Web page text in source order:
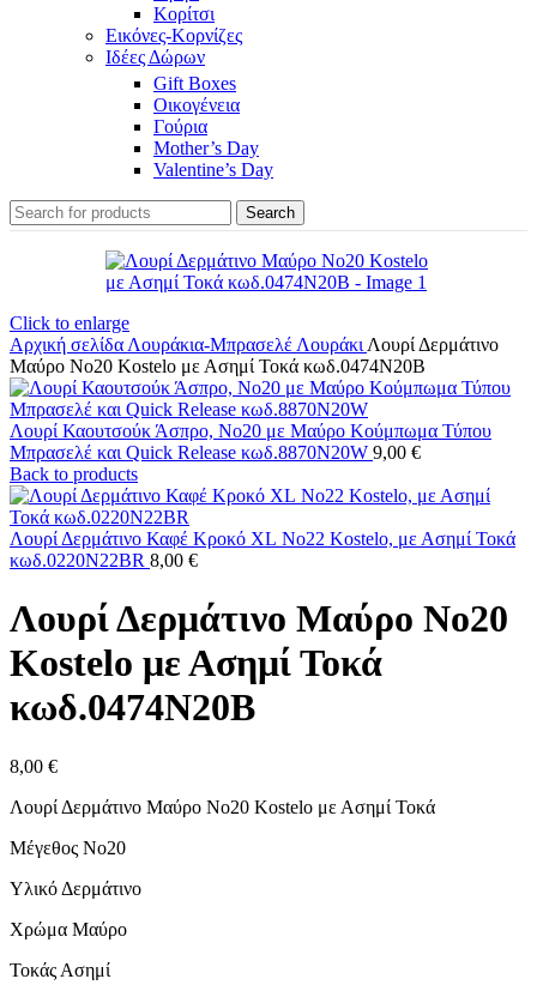
Κορίτσι
Εικόνες-Κορνίζες
Ιδέες Δώρων
Gift Boxes
Οικογένεια
Γούρια
Mother’s Day
Valentine’s Day
Search
Click to enlarge
Αρχική σελίδα Λουράκια-Μπρασελέ Λουράκι Λουρί Δερμάτινο
Μαύρο No20 Kostelo με Ασημί Τοκά κωδ.0474N20B
Λουρί Καουτσούκ Άσπρο, No20 με Μαύρο Κούμπωμα Τύπου
Μπρασελέ και Quick Release κωδ.8870N20W 9,00 €
Back to products
Λουρί Δερμάτινο Καφέ Κροκό XL Nο22 Kostelo, με Ασημί Τοκά
κωδ.0220N22BR 8,00 €
Λουρί Δερμάτινο Μαύρο No20
Kostelo με Ασημί Τοκά
κωδ.0474N20B
8,00 €
Λουρί Δερμάτινο Μαύρο No20 Kostelo με Ασημί Τοκά
Μέγεθος Νο20
Υλικό Δερμάτινο
Χρώμα Μαύρο
Τοκάς Ασημί